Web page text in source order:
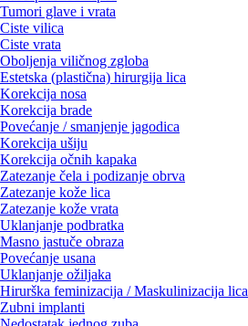
Tumori glave i vrata
Ciste vilica
Ciste vrata
Oboljenja viličnog zgloba
Estetska (plastična) hirurgija lica
Korekcija nosa
Korekcija brade
Povećanje / smanjenje jagodica
Korekcija ušiju
Korekcija očnih kapaka
Zatezanje čela i podizanje obrva
Zatezanje kože lica
Zatezanje kože vrata
Uklanjanje podbratka
Masno jastuče obraza
Povećanje usana
Uklanjanje ožiljaka
Hirurška feminizacija / Maskulinizacija lica
Zubni implanti